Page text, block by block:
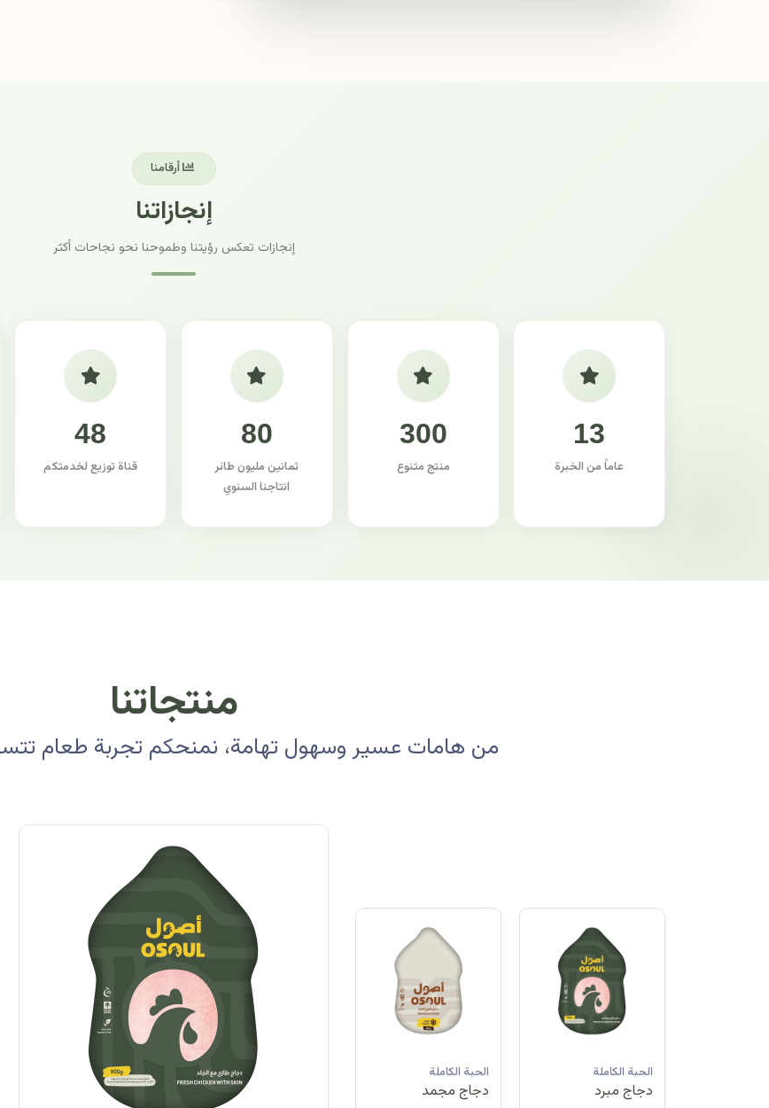
أرقامنا
إنجازاتنا
إنجازات تعكس رؤيتنا وطموحنا نحو نجاحات أكثر
13
عاماً من الخبرة
300
منتج متنوع
80
ثمانين مليون طائر
انتاجنا السنوي
48
قناة توزيع لخدمتكم
منتجاتنا
من هامات عسير وسهول تهامة، نمنحكم تجربة طعام تتسم
الحبة الكاملة
دجاج مبرد
الحبة الكاملة
دجاج مجمد
الحبة الكاملة
دجاج مجمد
الحبة الكاملة الحبة الكاملة
دجاج مجمد